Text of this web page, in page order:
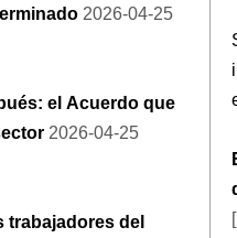
2026-04-25
el Acuerdo que
2026-04-25
trabajadores del